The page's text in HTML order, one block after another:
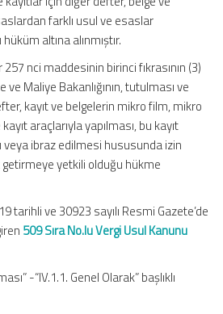
farklı usul ve esaslar
altına alınmıştır.
nci maddesinin birinci fıkrasının (3)
Maliye Bakanlığının, tutulması ve
kayıt ve belgelerin mikro film, mikro
araçlarıyla yapılması, bu kayıt
veya ibraz edilmesi hususunda izin
yetkili olduğu hükme
ve 30923 sayılı Resmi Gazete’de
509 Sıra No.lu Vergi Usul Kanunu
-“IV.1.1. Genel Olarak” başlıklı